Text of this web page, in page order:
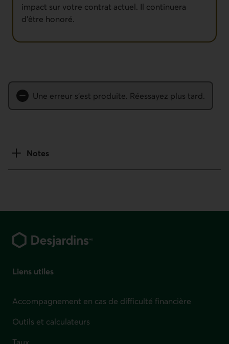
impact sur votre contrat actuel. Il continuera
d’être honoré.
Erreur
Une erreur s’est produite. Réessayez plus tard.
Notes
Liens utiles
Accompagnement en cas de difficulté financière
Outils et calculateurs
Taux